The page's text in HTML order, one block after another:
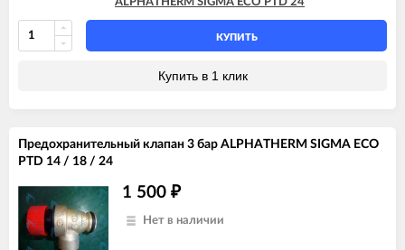
КУПИТЬ
Купить в 1 клик
Предохранительный клапан 3 бар ALPHATHERM SIGMA ECO
PTD 14 / 18 / 24
1 500 ₽
Нет в наличии